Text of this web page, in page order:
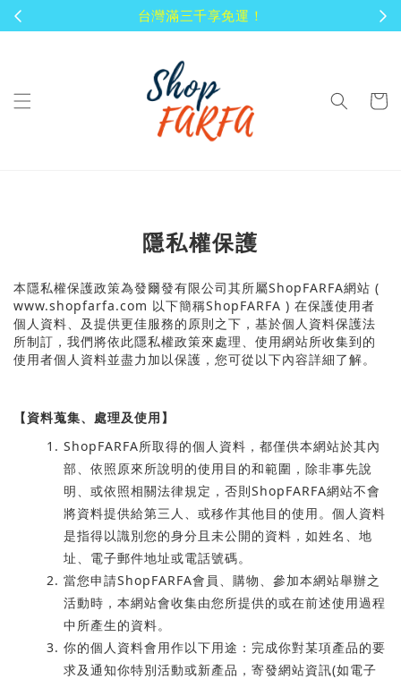
台灣滿三千享免運！
隱私權保護
本隱私權保護政策為發爾發有限公司其所屬ShopFARFA網站 (
www.shopfarfa.com 以下簡稱ShopFARFA ) 在保護使用者
個人資料、及提供更佳服務的原則之下，基於個人資料保護法
所制訂，我們將依此隱私權政策來處理、使用網站所收集到的
使用者個人資料並盡力加以保護，您可從以下內容詳細了解。
【資料蒐集、處理及使用】
ShopFARFA所取得的個人資料，都僅供本網站於其內
部、依照原來所說明的使用目的和範圍，除非事先說
明、或依照相關法律規定，否則ShopFARFA網站不會
將資料提供給第三人、或移作其他目的使用。個人資料
是指得以識別您的身分且未公開的資料，如姓名、地
址、電子郵件地址或電話號碼。
當您申請ShopFARFA會員、購物、參加本網站舉辦之
活動時，本網站會收集由您所提供的或在前述使用過程
中所產生的資料。
你的個人資料會用作以下用途：完成你對某項產品的要
求及通知你特別活動或新產品，寄發網站資訊(如電子